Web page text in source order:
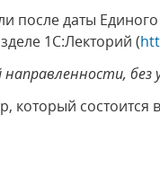
после даты
1С:Лекторий (
без
состоится